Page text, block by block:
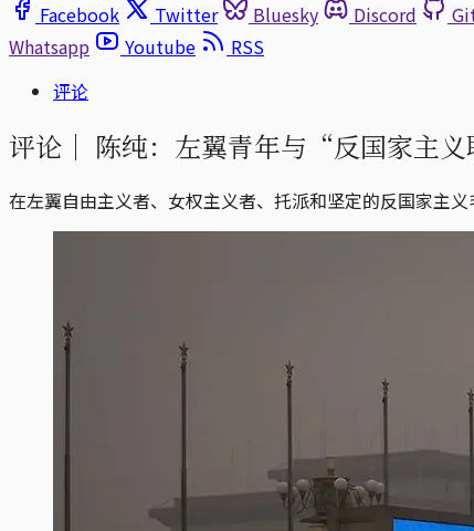
Facebook
Twitter Bluesky Discord
Whatsapp
Youtube
RSS
评论
评论｜ 陈纯：左翼青年与“反国家主义
在左翼自由主义者、女权主义者、托派和坚定的反国家主